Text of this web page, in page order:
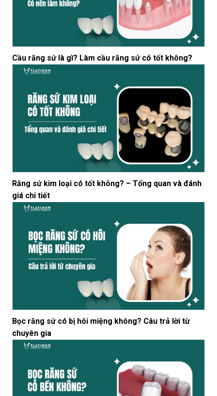
Cầu răng sứ là gì? Làm cầu răng sứ có tốt không?
Răng sứ kim loại có tốt không? – Tổng quan và đánh
giá chi tiết
Bọc răng sứ có bị hôi miệng không? Câu trả lời từ
chuyên gia